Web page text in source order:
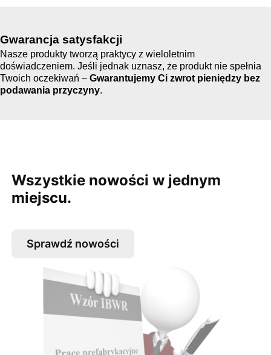
Gwarancja satysfakcji
Nasze produkty tworzą praktycy z wieloletnim
doświadczeniem. Jeśli jednak uznasz, że produkt nie spełnia
Twoich oczekiwań – Gwarantujemy Ci zwrot pieniędzy bez
podawania przyczyny.
Wszystkie nowości w jednym
miejscu.
Sprawdź nowości